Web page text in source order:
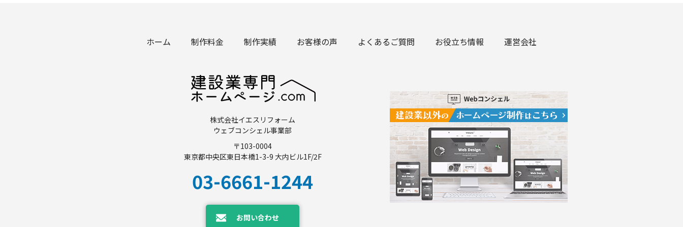
ホーム 制作料金 制作実績 お客様の声 よくあるご質問 お役立ち情報 運営会社
株式会社イエスリフォーム
ウェブコンシェル事業部
〒103-0004
東京都中央区東日本橋1-3-9 大内ビル1F/2F
03-6661-1244
お問い合わせ